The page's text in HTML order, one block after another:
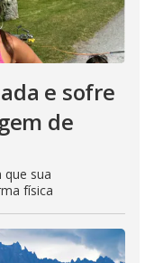
e sofre
de
que sua
física